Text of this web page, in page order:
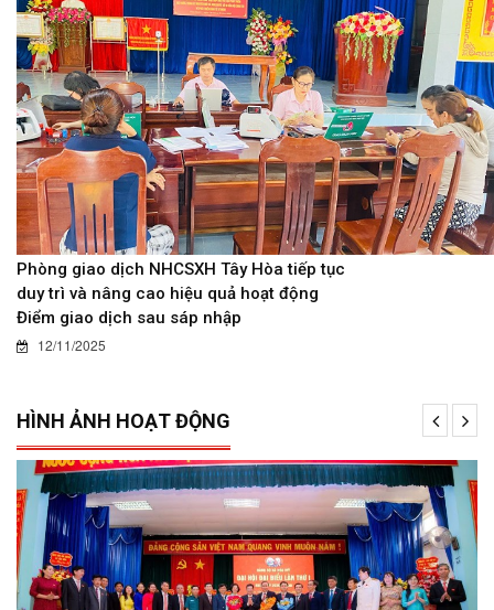
Phòng giao dịch NHCSXH Tây Hòa tiếp tục
duy trì và nâng cao hiệu quả hoạt động
Điểm giao dịch sau sáp nhập
12/11/2025
HÌNH ẢNH HOẠT ĐỘNG